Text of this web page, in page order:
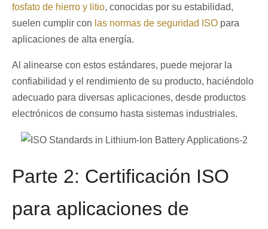
fosfato de hierro y litio, conocidas por su estabilidad,
suelen cumplir con las normas de seguridad ISO para
aplicaciones de alta energía.
Al alinearse con estos estándares, puede mejorar la
confiabilidad y el rendimiento de su producto, haciéndolo
adecuado para diversas aplicaciones, desde productos
electrónicos de consumo hasta sistemas industriales.
Parte 2: Certificación ISO
para aplicaciones de